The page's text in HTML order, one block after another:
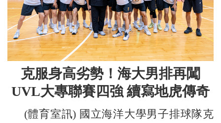
克服身高劣勢！海大男排再闖
UVL大專聯賽四強 續寫地虎傳奇
(體育室訊) 國立海洋大學男子排球隊克